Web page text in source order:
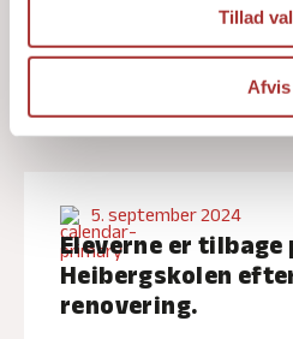
Tillad
Afvis
5. september 2024
Eleverne er tilbage
Heibergskolen
renovering.